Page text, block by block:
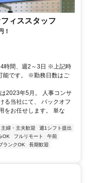
ィススタッフ
！
時間、週2～3日 ※上記時
能です。 ※勤務日数はご
2023年5月。 人事コンサ
る当社にて、 バックオフ
をお任せします。 単な
主婦・主夫歓迎
週1シフト提出
OK フルリモート
午前
ランクOK
長期歓迎